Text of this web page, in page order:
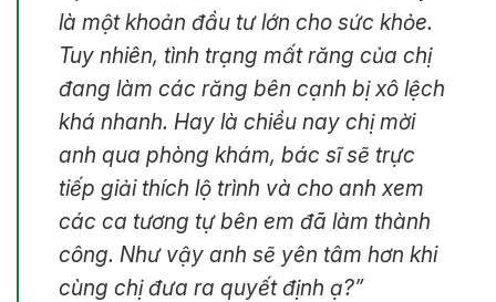
là một khoản đầu tư lớn cho sức khỏe.
Tuy nhiên, tình trạng mất răng của chị
đang làm các răng bên cạnh bị xô lệch
khá nhanh. Hay là chiều nay chị mời
anh qua phòng khám, bác sĩ sẽ trực
tiếp giải thích lộ trình và cho anh xem
các ca tương tự bên em đã làm thành
công. Như vậy anh sẽ yên tâm hơn khi
cùng chị đưa ra quyết định ạ?”